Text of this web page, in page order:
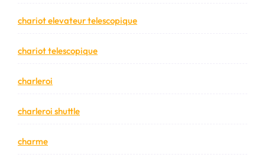
chariot elevateur telescopique
chariot telescopique
charleroi
charleroi shuttle
charme